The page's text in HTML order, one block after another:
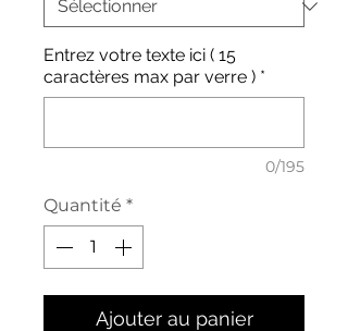
Entrez votre texte ici ( 15
caractères max par verre ) *
0/195
Quantité *
Ajouter au panier